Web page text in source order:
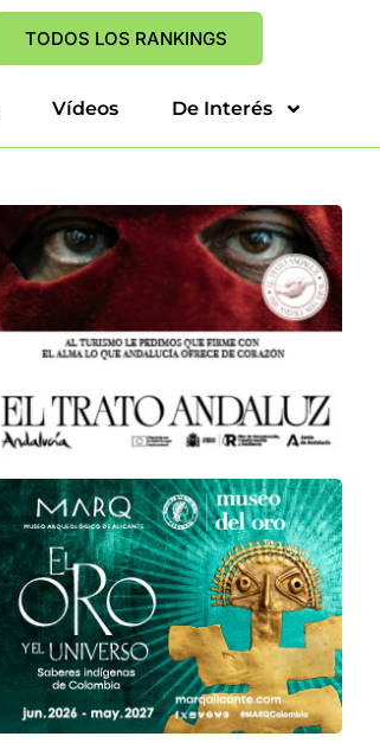
TODOS LOS RANKINGS
Vídeos De Interés